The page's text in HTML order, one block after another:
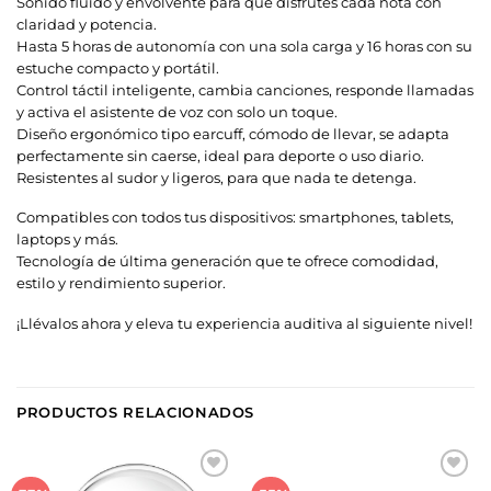
claridad y potencia.
Hasta 5 horas de autonomía con una sola carga y 16 horas con su
estuche compacto y portátil.
Control táctil inteligente, cambia canciones, responde llamadas
y activa el asistente de voz con solo un toque.
Diseño ergonómico tipo earcuff, cómodo de llevar, se adapta
perfectamente sin caerse, ideal para deporte o uso diario.
Resistentes al sudor y ligeros, para que nada te detenga.
Compatibles con todos tus dispositivos: smartphones, tablets,
laptops y más.
Tecnología de última generación que te ofrece comodidad,
estilo y rendimiento superior.
¡Llévalos ahora y eleva tu experiencia auditiva al siguiente nivel!
PRODUCTOS RELACIONADOS
Añadir